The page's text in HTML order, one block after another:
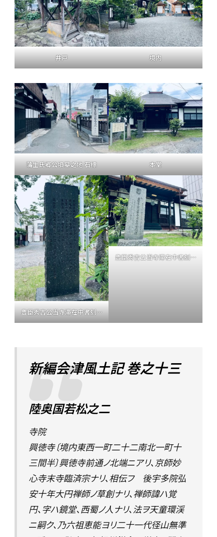
井戸 境内
蒲生氏郷公墳墓之地 石標 本堂
豊臣秀吉公当寺滞在中書刻碑
豊臣秀吉公当寺滞在中書刻碑
新編会津風土記 巻之十三
陸奥国若松之二
寺院
興徳寺〔境内東西一町二十二南北一町十
三間半〕興徳寺前通ノ北端ニアリ、京師妙
心寺末寺臨済宗ナリ、相伝フ 後宇多院弘
安十年大円禅師ノ草創ナリ、禅師諱ハ覚
円、字ハ鏡堂、西蜀ノ人ナリ、法ヲ天童環渓
ニ嗣ク、乃六祖恵能ヨリ二十一代径山無準